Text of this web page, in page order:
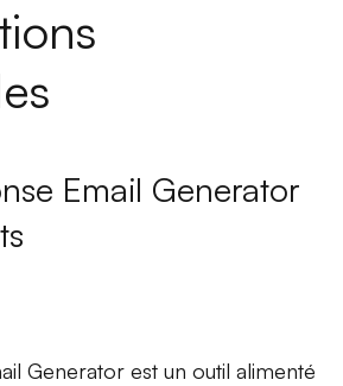
Email Generator
Generator est un outil alimenté